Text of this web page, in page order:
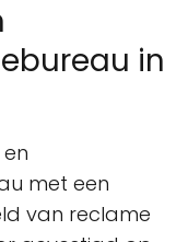
in
met een
van reclame